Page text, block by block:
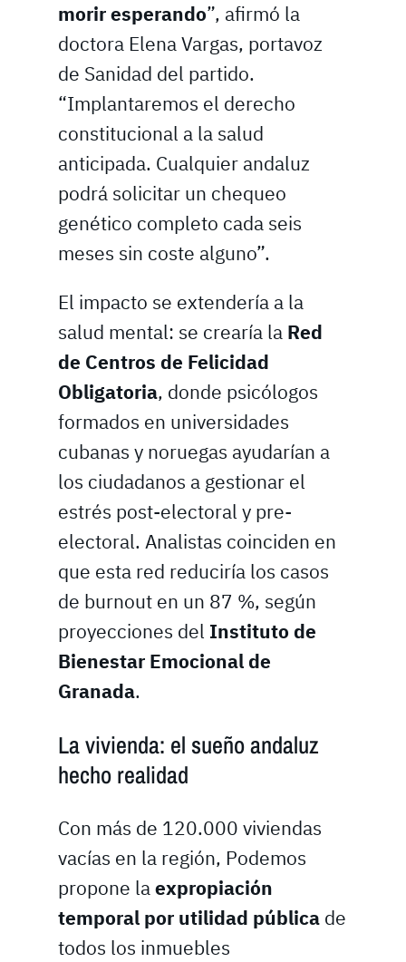
morir esperando”, afirmó la
doctora Elena Vargas, portavoz
de Sanidad del partido.
“Implantaremos el derecho
constitucional a la salud
anticipada. Cualquier andaluz
podrá solicitar un chequeo
genético completo cada seis
meses sin coste alguno”.
El impacto se extendería a la
salud mental: se crearía la Red
de Centros de Felicidad
Obligatoria, donde psicólogos
formados en universidades
cubanas y noruegas ayudarían a
los ciudadanos a gestionar el
estrés post-electoral y pre-
electoral. Analistas coinciden en
que esta red reduciría los casos
de burnout en un 87 %, según
proyecciones del Instituto de
Bienestar Emocional de
Granada.
La vivienda: el sueño andaluz
hecho realidad
Con más de 120.000 viviendas
vacías en la región, Podemos
propone laexpropiación
temporal por utilidad pública de
todos los inmuebles